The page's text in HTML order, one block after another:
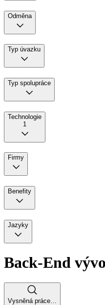
Odměna
Typ úvazku
Typ spolupráce
Technologie
1
Firmy
Benefity
Jazyky
Back-End
Vysněná práce…